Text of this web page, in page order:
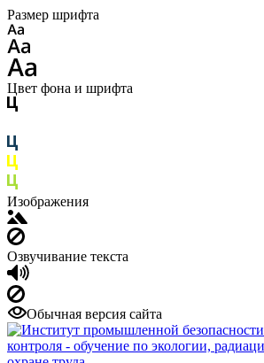
Размер шрифта
Цвет фона и шрифта
Изображения
Озвучивание текста
Обычная версия сайта